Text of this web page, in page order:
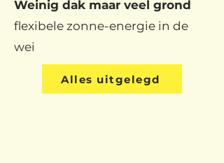
Weinig dak maar veel grond
flexibele zonne-energie in de
wei
Alles uitgelegd